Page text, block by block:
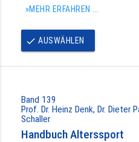
»MEHR ERFAHREN ...
done AUSWÄHLEN
Band 139
Prof. Dr. Heinz Denk, Dr. Dieter
Schaller
Handbuch Alterssport